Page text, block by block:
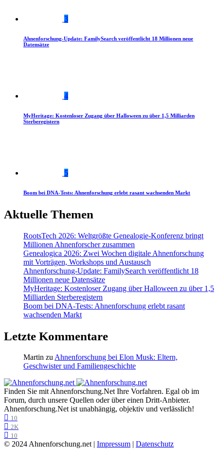
3
Ahnenforschung-Update: FamilySearch veröffentlicht 18 Millionen neue
Datensätze
4
MyHeritage: Kostenloser Zugang über Halloween zu über 1,5 Milliarden
Sterberegistern
5
Boom bei DNA-Tests: Ahnenforschung erlebt rasant wachsenden Markt
Aktuelle Themen
RootsTech 2026: Weltgrößte Genealogie-Konferenz bringt
Millionen Ahnenforscher zusammen
Genealogica 2026: Zwei Wochen digitale Ahnenforschung
mit Vorträgen, Workshops und Austausch
Ahnenforschung-Update: FamilySearch veröffentlicht 18
Millionen neue Datensätze
MyHeritage: Kostenloser Zugang über Halloween zu über 1,5
Milliarden Sterberegistern
Boom bei DNA-Tests: Ahnenforschung erlebt rasant
wachsenden Markt
Letzte Kommentare
Martin zu Ahnenforschung bei Elon Musk: Eltern,
Geschwister und Familiengeschichte
Finden Sie mit Ahnenforschung.Net Ihre Vorfahren. Egal ob im
Forum, durch unsere Quellen oder über einen Dritt-Anbieter.
Ahnenforschung.Net ist unabhängig, objektiv und verlässlich!
10
2K
10
© 2024 Ahnenforschung.net | Impressum | Datenschutz